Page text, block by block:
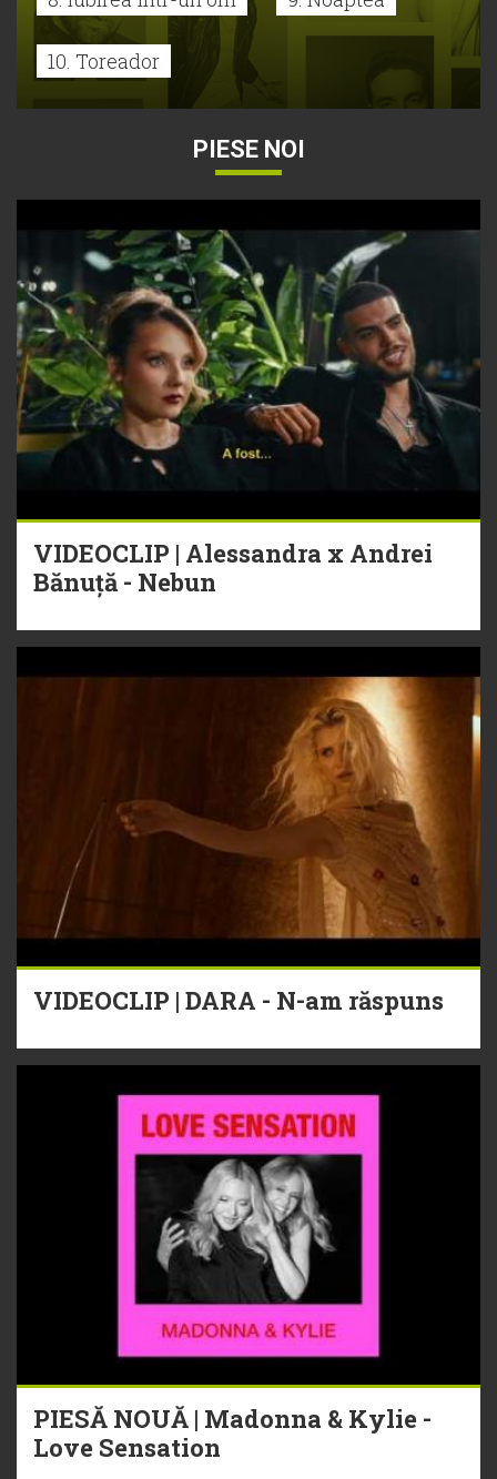
10. Toreador
PIESE NOI
VIDEOCLIP | Alessandra x Andrei
Bănuță - Nebun
VIDEOCLIP | DARA - N-am răspuns
PIESĂ NOUĂ | Madonna & Kylie -
Love Sensation